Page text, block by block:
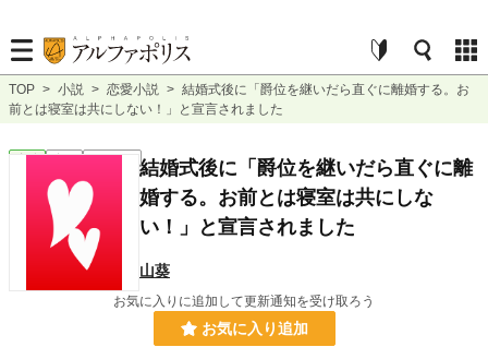
TOP > 小説 > 恋愛小説 > 結婚式後に「爵位を継いだら直ぐに離婚する。お
前とは寝室は共にしない！」と宣言されました
恋愛 完結 ｼｮｰﾄｼｮｰﾄ
結婚式後に「爵位を継いだら直ぐに離
婚する。お前とは寝室は共にしな
い！」と宣言されました
山葵
お気に入りに追加して更新通知を受け取ろう
お気に入り追加